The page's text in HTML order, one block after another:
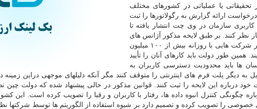
تحقیقاتی یا عملیاتی در کشورهای مختلف
ارائه گزارش به رگولاتورها را ثبت
سازمان در وی چت انتشار یافته تا
نظر کنند. بر طبق لایحه مذکور آژانس های
طرف ثالث باید تغییرات در شرکت هایی با روزانه بیش از ۱۰۰ میلیون
همین طور دولت باید کارهای آنان را تأیید
ها باید محدودیت دسترسی کاربران به
به دیگر پلت فرم های اینترنتی را متوقف کنند مگر آنکه دلیلهای موجهی دراین
نظرات خود درباره این لایحه را ثبت کنند. قوانین مذکور در حالی پیشنهاد شده که دولت
چگونگی کنترل انبوه داده ها، رفتار با کاربران و رقبا را تصویب کرده است. این
خصوصی را تصویب کرده و تصمیم دارد بر شیوه استفاده از الگوریتم ها توسط شرکتها